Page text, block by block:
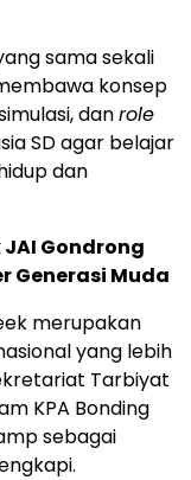
sama sekali
konsep
danrole
SD agar belajar
dan
JAI Gondrong
Generasi Muda
merupakan
yang lebih
Tarbiyat
KPA Bonding
sebagai